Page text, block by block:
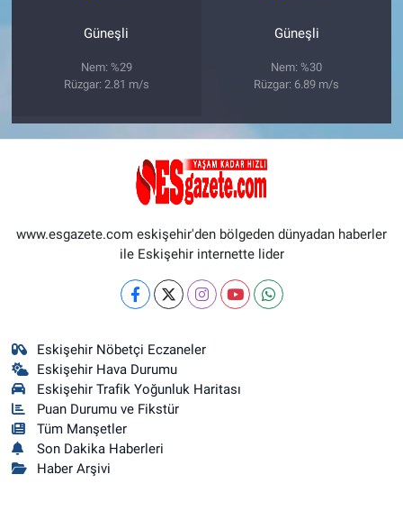
Güneşli
Nem: %29
Rüzgar: 2.81 m/s
Güneşli
Nem: %30
Rüzgar: 6.89 m/s
www.esgazete.com eskişehir'den bölgeden dünyadan haberler
ile Eskişehir internette lider
Eskişehir Nöbetçi Eczaneler
Eskişehir Hava Durumu
Eskişehir Trafik Yoğunluk Haritası
Puan Durumu ve Fikstür
Tüm Manşetler
Son Dakika Haberleri
Haber Arşivi